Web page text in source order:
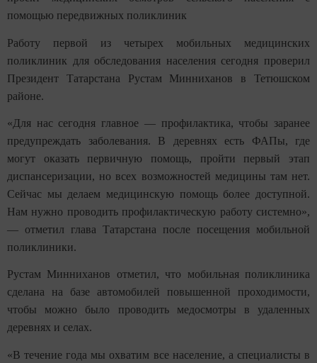
помощью передвижных поликлиник
Работу первой из четырех мобильных медицинских
поликлиник для обследования населения сегодня проверил
Президент Татарстана Рустам Минниханов в Тетюшском
районе.
«Для нас сегодня главное — профилактика, чтобы заранее
предупреждать заболевания. В деревнях есть ФАПы, где
могут оказать первичную помощь, пройти первый этап
диспансеризации, но всех возможностей медицины там нет.
Сейчас мы делаем медицинскую помощь более доступной.
Нам нужно проводить профилактическую работу системно»,
— отметил глава Татарстана после посещения мобильной
поликлиники.
Рустам Минниханов отметил, что мобильная поликлиника
сделана на базе автомобилей повышенной проходимости,
чтобы можно было проводить медосмотры в удаленных
деревнях и селах.
«В течение года мы охватим все население, а специалисты в